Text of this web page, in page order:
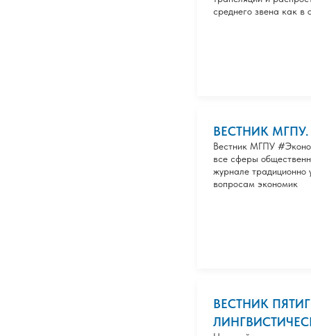
среднего звена как в
ВЕСТНИК
Вестник МГПУ
все сферы
журнале традиционно
вопросам экономик
ВЕСТНИК